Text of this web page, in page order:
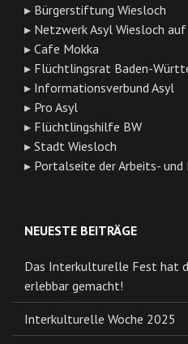
▸ Bürgerstiftung Wiesloch
▸ Netzwerk Asyl Wiesloch
▸ Cafe Mokka
▸ Flüchtlingsrat Baden-
▸ Informationsverbund Asyl
▸ Pro Asyl
▸ Flüchtlingshilfe BW
▸ Stadt Wiesloch
▸ Portalseite der Arbeits- und
NEUESTE BEITRÄGE
Das Interkulturelle Fest hat
erlebbar gemacht!
Interkulturelle Woche 2025